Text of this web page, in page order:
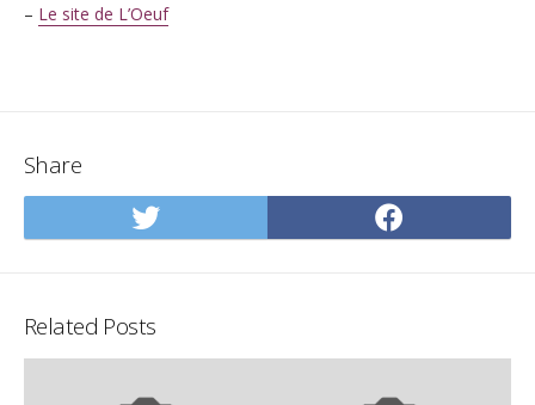
– Le site de L’Oeuf
Share
Share
on
on
Related Posts